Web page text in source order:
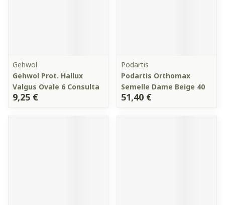
Gehwol
Gehwol Prot. Hallux
Valgus Ovale 6 Consulta
9,25 €
Podartis
Podartis Orthomax
Semelle Dame Beige 40
51,40 €